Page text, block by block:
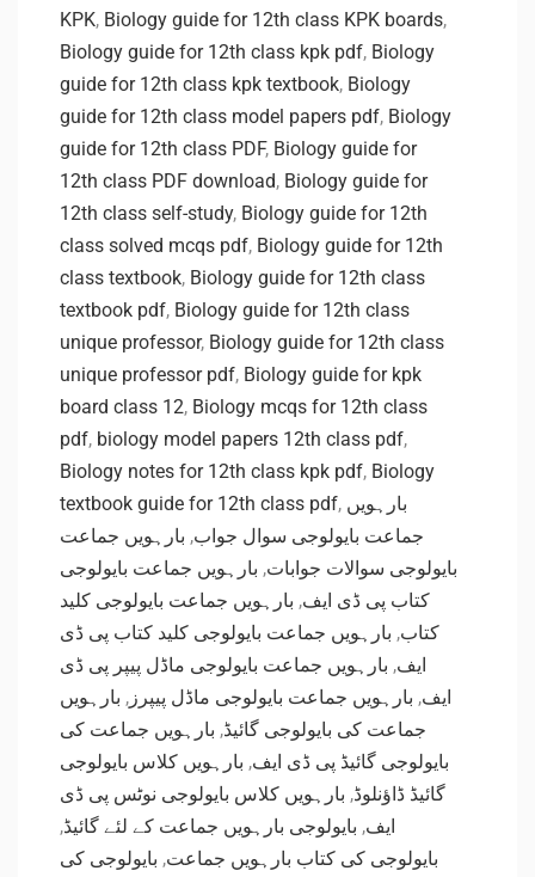
KPK, Biology guide for 12th class KPK boards,
Biology guide for 12th class kpk pdf, Biology
guide for 12th class kpk textbook, Biology
guide for 12th class model papers pdf, Biology
guide for 12th class PDF, Biology guide for
12th class PDF download, Biology guide for
12th class self-study, Biology guide for 12th
class solved mcqs pdf, Biology guide for 12th
class textbook, Biology guide for 12th class
textbook pdf, Biology guide for 12th class
unique professor, Biology guide for 12th class
unique professor pdf, Biology guide for kpk
board class 12, Biology mcqs for 12th class
pdf, biology model papers 12th class pdf,
Biology notes for 12th class kpk pdf, Biology
textbook guide for 12th class pdf, بارہویں
جماعت بایولوجی سوال جواب, بارہویں جماعت
بایولوجی سوالات جوابات, بارہویں جماعت بایولوجی
کتاب پی ڈی ایف, بارہویں جماعت بایولوجی کلید
کتاب, بارہویں جماعت بایولوجی کلید کتاب پی ڈی
ایف, بارہویں جماعت بایولوجی ماڈل پیپر پی ڈی
ایف, بارہویں جماعت بایولوجی ماڈل پیپرز , بارہویں
جماعت کی بایولوجی گائیڈ, بارہویں جماعت کی
بایولوجی گائیڈ پی ڈی ایف, بارہویں کلاس بایولوجی
گائیڈ ڈاؤنلوڈ, بارہویں کلاس بایولوجی نوٹس پی ڈی
ایف, بایولوجی بارہویں جماعت کے لئے گائیڈ,
بایولوجی کی کتاب بارہویں جماعت, بایولوجی کی